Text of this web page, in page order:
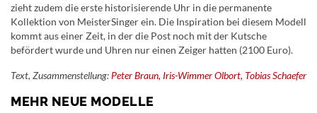
zieht zudem die erste historisierende Uhr in die permanente
Kollektion von MeisterSinger ein. Die Inspiration bei diesem Modell
kommt aus einer Zeit, in der die Post noch mit der Kutsche
befördert wurde und Uhren nur einen Zeiger hatten (2100 Euro).
Text, Zusammenstellung: Peter Braun, Iris-Wimmer Olbort, Tobias Schaefer
MEHR NEUE MODELLE